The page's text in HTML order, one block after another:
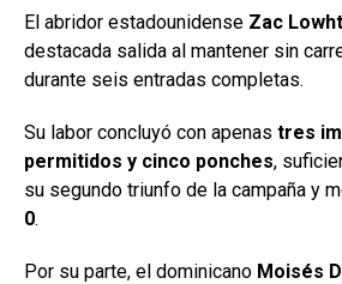
El abridor estadounidense Zac
destacada salida al mantener sin
durante seis entradas completas.
Su labor concluyó con apenas tres
permitidos y cinco ponches,
su segundo triunfo de la campaña y
0.
Por su parte, el dominicano Moisés